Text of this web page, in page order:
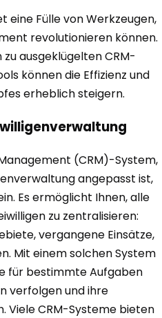
eine Fülle von Werkzeugen,
revolutionieren können.
ausgeklügelten CRM-
können die Effizienz und
erheblich steigern.
(CRM)-System,
angepasst ist,
Es ermöglicht Ihnen, alle
zu zentralisieren:
vergangene Einsätze,
Mit einem solchen System
für bestimmte Aufgaben
verfolgen und ihre
Viele CRM-Systeme bieten